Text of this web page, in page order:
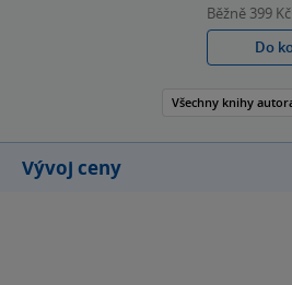
Běžně 399 Kč
Do
Všechny knihy
Vývoj ceny